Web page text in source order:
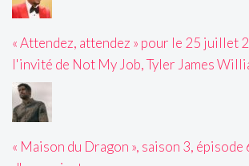
« Attendez, attendez » pour le 25 juillet
l'invité de Not My Job, Tyler James
« Maison du Dragon », saison 3, épisode